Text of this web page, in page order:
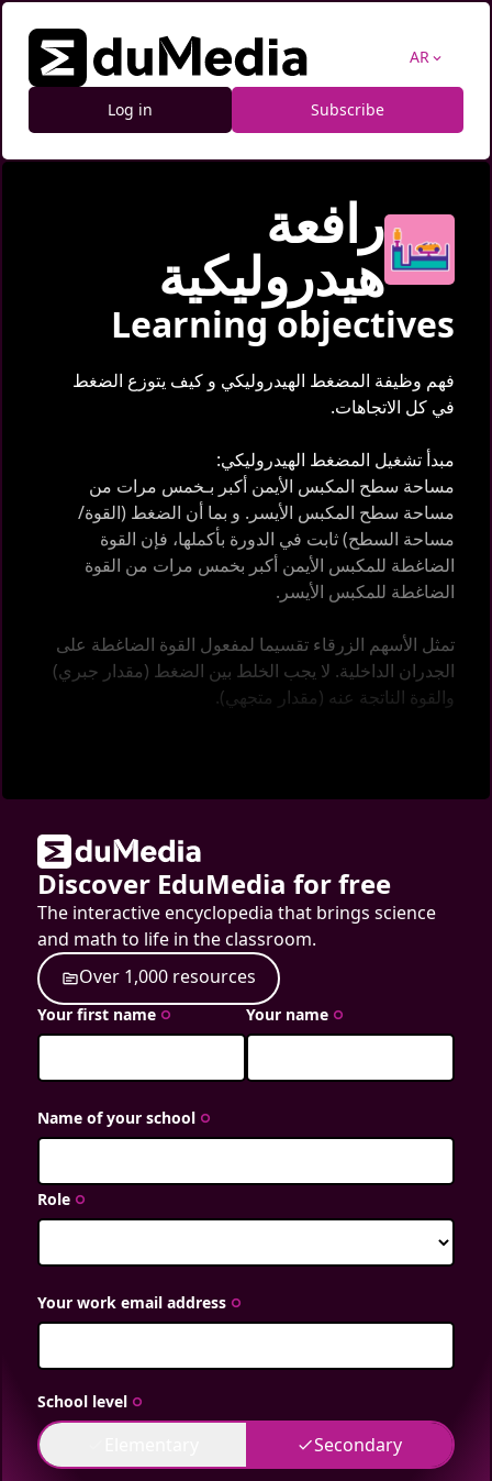
AR expand_more
Log in Subscribe
رافعة
هيدروليكية
Learning objectives
فهم وظيفة المضغط الهيدروليكي و كيف يتوزع الضغط
في كل الاتجاهات.
مبدأ تشغيل المضغط الهيدروليكي:
مساحة سطح المكبس الأيمن أكبر بـخمس مرات من
مساحة سطح المكبس الأيسر. و بما أن الضغط (القوة/
مساحة السطح) ثابت في الدورة بأكملها، فإن القوة
الضاغطة للمكبس الأيمن أكبر بخمس مرات من القوة
الضاغطة للمكبس الأيسر.
تمثل الأسهم الزرقاء تقسيما لمفعول القوة الضاغطة على
الجدران الداخلية. لا يجب الخلط بين الضغط (مقدار جبري)
والقوة الناتجة عنه (مقدار متجهي).
Discover EduMedia for free
The interactive encyclopedia that brings science
and math to life in the classroom.
sourceOver 1,000 resources
Your first name trip_origin Your name trip_origin
Name of your school trip_origin
Role trip_origin
Your work email address trip_origin
School level trip_origin
doneSecondary